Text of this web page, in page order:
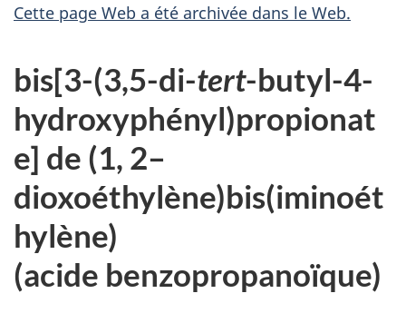
A
r
c
h
i
v
é
e
Cette page Web a été archivée dans le Web.
bis[3-(3,5-di-tert-butyl-4-
hydroxyphényl)propionat
e] de (1, 2–
dioxoéthylène)bis(iminoét
hylène)
(acide benzopropanoïque)